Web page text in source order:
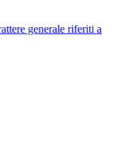
generale riferiti a